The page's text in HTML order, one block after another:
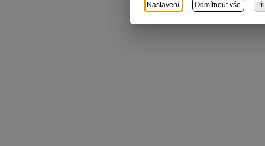
Nastavení Odmítnout vše